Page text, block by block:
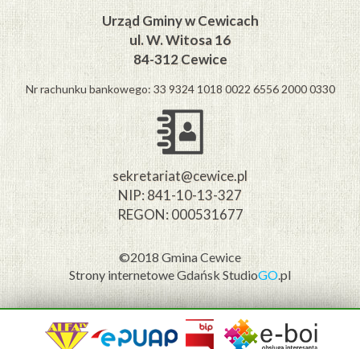
Urząd Gminy w Cewicach
ul. W. Witosa 16
84-312 Cewice
Nr rachunku bankowego: 33 9324 1018 0022 6556 2000 0330
sekretariat@cewice.pl
NIP: 841-10-13-327
REGON: 000531677
©2018 Gmina Cewice
Strony internetowe Gdańsk StudioGO.pl